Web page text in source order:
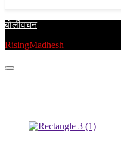
बाेलीवचन
RisingMadhesh